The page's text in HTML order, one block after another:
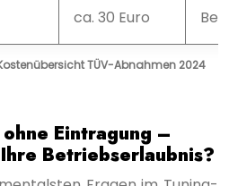
TÜV-Abnahmen 2024
ca. 30 Euro Bei
Eintragung –
Betriebserlaubnis?